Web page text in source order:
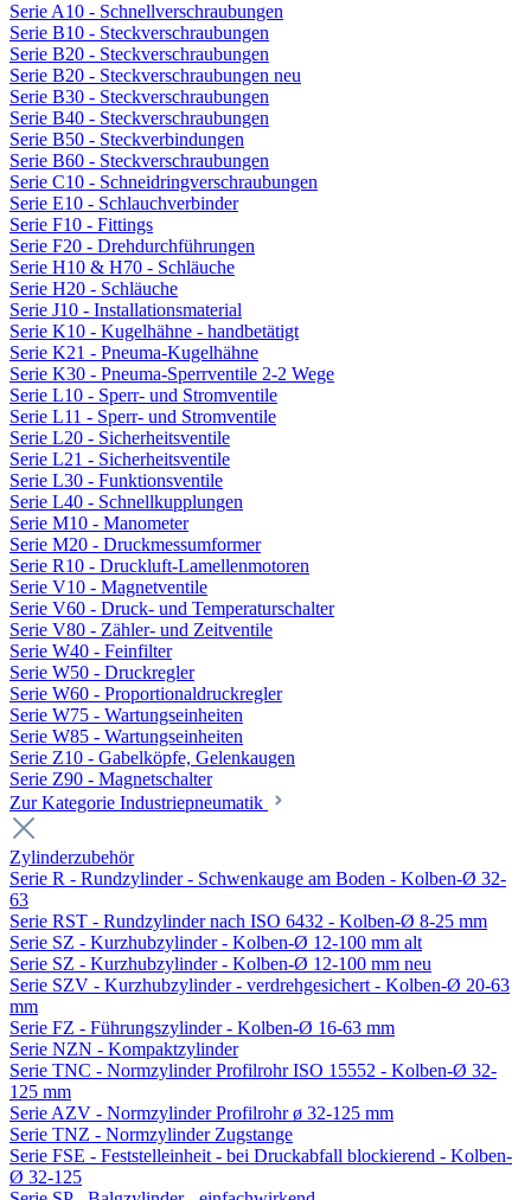
Serie A10 - Schnellverschraubungen
Serie B10 - Steckverschraubungen
Serie B20 - Steckverschraubungen
Serie B20 - Steckverschraubungen neu
Serie B30 - Steckverschraubungen
Serie B40 - Steckverschraubungen
Serie B50 - Steckverbindungen
Serie B60 - Steckverschraubungen
Serie C10 - Schneidringverschraubungen
Serie E10 - Schlauchverbinder
Serie F10 - Fittings
Serie F20 - Drehdurchführungen
Serie H10 & H70 - Schläuche
Serie H20 - Schläuche
Serie J10 - Installationsmaterial
Serie K10 - Kugelhähne - handbetätigt
Serie K21 - Pneuma-Kugelhähne
Serie K30 - Pneuma-Sperrventile 2-2 Wege
Serie L10 - Sperr- und Stromventile
Serie L11 - Sperr- und Stromventile
Serie L20 - Sicherheitsventile
Serie L21 - Sicherheitsventile
Serie L30 - Funktionsventile
Serie L40 - Schnellkupplungen
Serie M10 - Manometer
Serie M20 - Druckmessumformer
Serie R10 - Druckluft-Lamellenmotoren
Serie V10 - Magnetventile
Serie V60 - Druck- und Temperaturschalter
Serie V80 - Zähler- und Zeitventile
Serie W40 - Feinfilter
Serie W50 - Druckregler
Serie W60 - Proportionaldruckregler
Serie W75 - Wartungseinheiten
Serie W85 - Wartungseinheiten
Serie Z10 - Gabelköpfe, Gelenkaugen
Serie Z90 - Magnetschalter
Zur Kategorie Industriepneumatik
Zylinderzubehör
Serie R - Rundzylinder - Schwenkauge am Boden - Kolben-Ø 32-
63
Serie RST - Rundzylinder nach ISO 6432 - Kolben-Ø 8-25 mm
Serie SZ - Kurzhubzylinder - Kolben-Ø 12-100 mm alt
Serie SZ - Kurzhubzylinder - Kolben-Ø 12-100 mm neu
Serie SZV - Kurzhubzylinder - verdrehgesichert - Kolben-Ø 20-63
mm
Serie FZ - Führungszylinder - Kolben-Ø 16-63 mm
Serie NZN - Kompaktzylinder
Serie TNC - Normzylinder Profilrohr ISO 15552 - Kolben-Ø 32-
125 mm
Serie AZV - Normzylinder Profilrohr ø 32-125 mm
Serie TNZ - Normzylinder Zugstange
Serie FSE - Feststelleinheit - bei Druckabfall blockierend - Kolben-
Ø 32-125